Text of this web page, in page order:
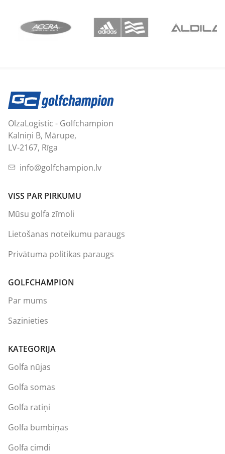
OlzaLogistic - Golfchampion
Kalniņi B, Mārupe,
LV-2167, Rīga
info@golfchampion.lv
VISS PAR PIRKUMU
Mūsu golfa zīmoli
Lietošanas noteikumu paraugs
Privātuma politikas paraugs
GOLFCHAMPION
Par mums
Sazinieties
KATEGORIJA
Golfa nūjas
Golfa somas
Golfa ratiņi
Golfa bumbiņas
Golfa cimdi